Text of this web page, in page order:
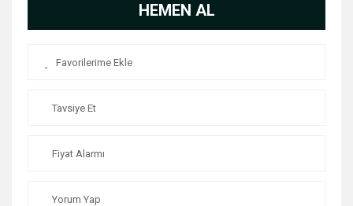
HEMEN AL
Tavsiye Et
Fiyat Alarmı
Yorum Yap